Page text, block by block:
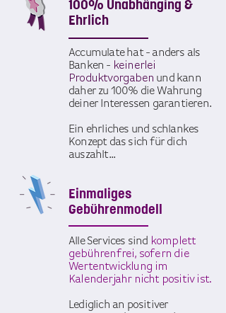
100% Unabhänging &
Ehrlich
Accumulate hat - anders als
Banken - keinerlei
Produktvorgaben und kann
daher zu 100% die Wahrung
deiner Interessen garantieren.
Ein ehrliches und schlankes
Konzept das sich für dich
auszahlt...
Einmaliges
Gebührenmodell
Alle Services sind komplett
gebührenfrei, sofern die
Wertentwicklung im
Kalenderjahr nicht positiv ist.
Lediglich an positiver